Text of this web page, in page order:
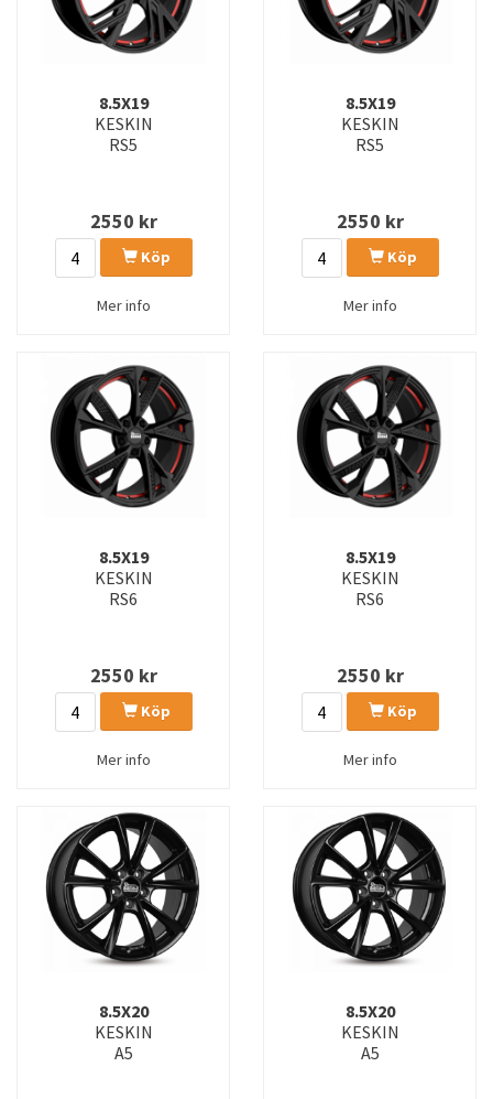
8.5X19
KESKIN
RS5
2550 kr
Köp
Mer info
8.5X19
KESKIN
RS5
2550 kr
Köp
Mer info
8.5X19
KESKIN
RS6
2550 kr
Köp
Mer info
8.5X19
KESKIN
RS6
2550 kr
Köp
Mer info
8.5X20
KESKIN
A5
8.5X20
KESKIN
A5